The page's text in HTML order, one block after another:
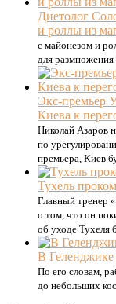
Диетолог
и роллы из
с майонезом и
для
Экс-премьер
Киева к
Николай Азаров
по
премьера, Киев
Тухель
Главный тренер
о том, что он
об уходе
В Геленджике
По его словам,
до небольших